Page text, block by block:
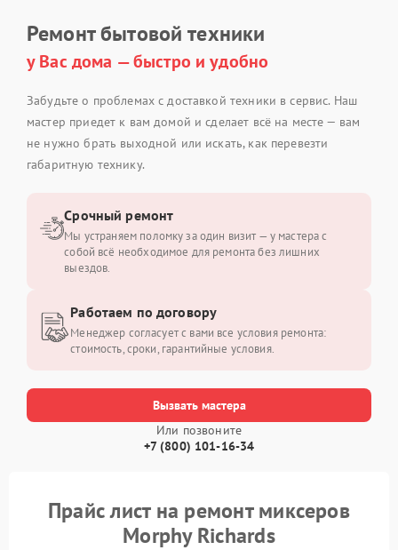
Ремонт бытовой техники
у Вас дома — быстро и удобно
Забудьте о проблемах с доставкой техники в сервис. Наш
мастер приедет к вам домой и сделает всё на месте — вам
не нужно брать выходной или искать, как перевезти
габаритную технику.
Вызвать мастера
Или позвоните
+7 (800) 101-16-34
Срочный ремонт
Мы устраняем поломку за один визит — у мастера с
собой всё необходимое для ремонта без лишних
выездов.
Работаем по договору
Менеджер согласует с вами все условия ремонта:
стоимость, сроки, гарантийные условия.
Прайс лист на ремонт миксеров
Morphy Richards